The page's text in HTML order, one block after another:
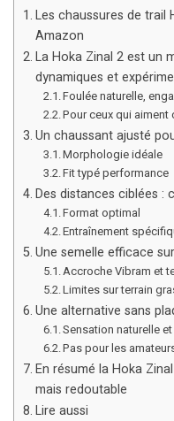
Les chaussures de trail
Amazon
La Hoka Zinal 2 est un
dynamiques et
Foulée naturelle,
Pour ceux qui aiment
Un chaussant ajusté
Morphologie idéale
Fit typé performance
Des distances ciblées :
Format optimal
Entraînement
Une semelle efficace
Accroche Vibram et
Limites sur terrain
Une alternative sans
Sensation naturelle
Pas pour les
En résumé la Hoka
mais redoutable
Lire aussi